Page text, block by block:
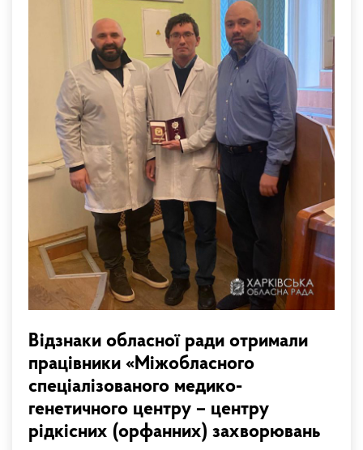
Відзнаки обласної ради отримали
працівники «Міжобласного
спеціалізованого медико-
генетичного центру – центру
рідкісних (орфанних) захворювань